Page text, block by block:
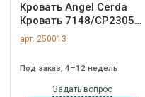
Кровать Angel Cerda
Кровать 7148/CP2305-
B из экокожи темно-
зеленого цвета арт.
арт. 250013
Под заказ, 4–12 недель
Задать вопрос